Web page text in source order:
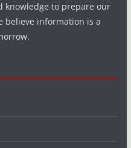
knowledge to prepare our
believe information is a